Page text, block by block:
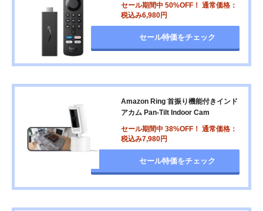
セール期間中 50%OFF！ 通常価格：
税込み6,980円
セール特価をチェック
Amazon Ring 首振り機能付きインド
アカム Pan-Tilt Indoor Cam
セール期間中 38%OFF！ 通常価格：
税込み7,980円
セール特価をチェック